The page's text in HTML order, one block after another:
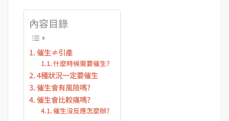
內容目錄
催生≠引產
什麼時候需要催生?
4種狀況一定要催生
催生會有風險嗎?
催生會比較痛嗎?
催生沒反應怎麼辦?